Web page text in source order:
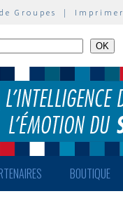
Groupes | Imprimer
BOUTIQUE